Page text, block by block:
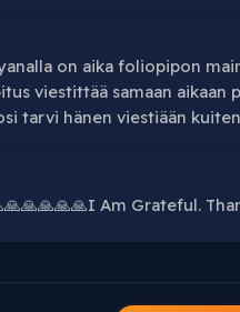
on aika foliopipon
viestittää samaan
tarvi hänen viestiään
Am Grateful.